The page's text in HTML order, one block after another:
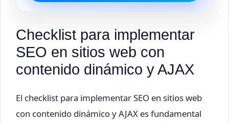
Checklist para implementar
SEO en sitios web con
contenido dinámico y AJAX
El checklist para implementar SEO en sitios web
con contenido dinámico y AJAX es fundamental